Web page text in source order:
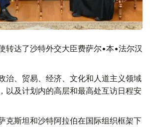
转达了沙特外交大臣费萨尔•本•法尔汉
治、贸易、经济、文化和人道主义领域
以及计划内的高层和最高处互访日程安
克斯坦和沙特阿拉伯在国际组织框架下